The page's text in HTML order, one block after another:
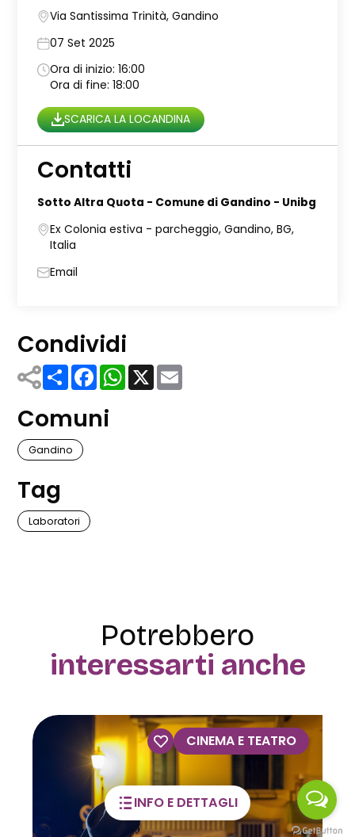
INFO E DETTAGLI
Via Santissima Trinità, Gandino
07 Set 2025
Ora di inizio: 16:00
Ora di fine: 18:00
SCARICA LA LOCANDINA
Contatti
Sotto Altra Quota - Comune di Gandino - Unibg
Ex Colonia estiva - parcheggio, Gandino, BG,
Italia
Email
Condividi
ShareFacebook
WhatsApp
X
Comuni
Gandino
Tag
Laboratori
Potrebbero
interessarti anche
VISITE GUIDATE